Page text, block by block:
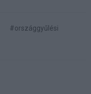
#országgyűlési